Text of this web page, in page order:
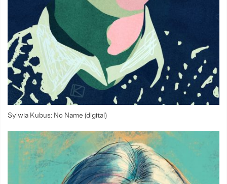
Sylwia Kubus: No Name (digital)